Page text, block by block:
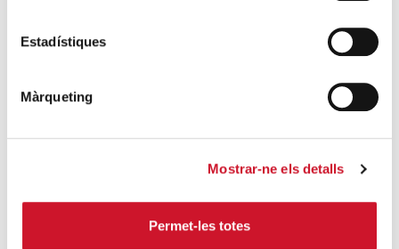
Estadístiques
Màrqueting
Mostrar-ne els detalls
Permet-les totes
Entrevista a Robert Capella, voluntario en Cáritas
Santa ...
SIGUE LEYENDO